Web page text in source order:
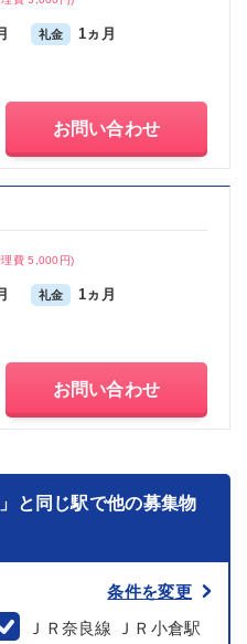
礼金 1ヵ月
お問い合わせ
理費 5,000円)
礼金 1ヵ月
お問い合わせ
と同じ駅で他の募集物
条件を変更
ＪＲ奈良線 ＪＲ小倉駅